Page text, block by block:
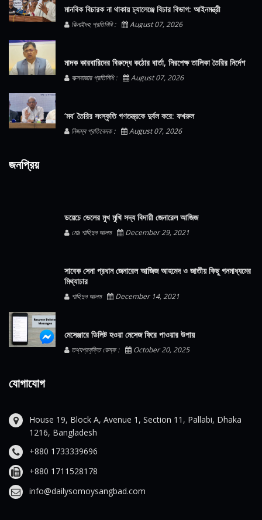
মানবিক বিচারক না থাকায় চ্যালেঞ্জে বিচার বিভাগ: আইনমন্ত্রী
ঝিনাইদহ প্রতিনিধি : August 07, 2026
মাদক কারবারিদের বিরুদ্ধে কঠোর বার্তা, নিরপেক্ষ তালিকা তৈরির নির্দেশ
কক্সবাজার প্রতিনিধি : August 07, 2026
‘মব’ তৈরির সংস্কৃতি গণতন্ত্রকে দুর্বল করে: ফখরুল
নিজস্ব প্রতিবেদক : August 07, 2026
জনপ্রিয়
ডয়েচে ভেলের মুখ মুখি সদ্য বিদায়ী জেনারেল আজিজ
মোঃ শাহিদুন আলম December 29, 2021
সাবেক সেনা প্রধান জেনারেল আজিজ আহমেদ ও জাতীয় কিছু গনমাধ্যমের
মিথ্যাচার
শাহিদুন আলম December 14, 2021
মেসেঞ্জারে ডিলিট হওয়া মেসেজ ফিরে পাওয়ার উপায়
তথ্যপ্রযুক্তি ডেস্ক : October 20, 2025
যোগাযোগ
House 19, Block A, Avenue 1, Section 11, Pallabi, Dhaka
1216, Bangladesh
+880 1733339696
+880 1711528178
info@dailysomoysangbad.com